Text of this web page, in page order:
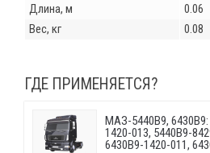
Длина, м
0.06
Вес, кг
0.08
ГДЕ ПРИМЕНЯЕТСЯ?
МАЗ-5440B9,
1420-013, 5440B9-
6430B9-1420-011,